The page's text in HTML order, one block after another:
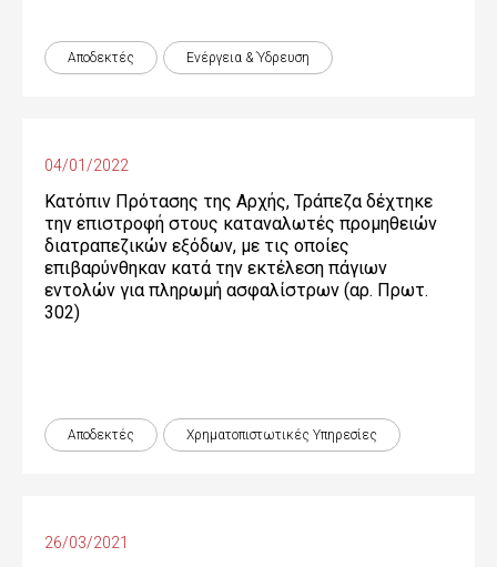
Αποδεκτές Ενέργεια & Ύδρευση
04/01/2022
Κατόπιν Πρότασης της Αρχής, Τράπεζα δέχτηκε
την επιστροφή στους καταναλωτές προμηθειών
διατραπεζικών εξόδων, με τις οποίες
επιβαρύνθηκαν κατά την εκτέλεση πάγιων
εντολών για πληρωμή ασφαλίστρων (αρ. Πρωτ.
302)
Αποδεκτές Χρηματοπιστωτικές Yπηρεσίες
26/03/2021